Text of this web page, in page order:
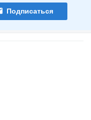
Подписаться